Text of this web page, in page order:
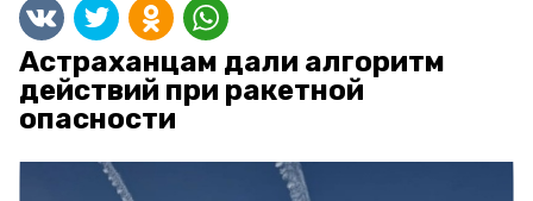
Астраханцам дали алгоритм
действий при ракетной
опасности